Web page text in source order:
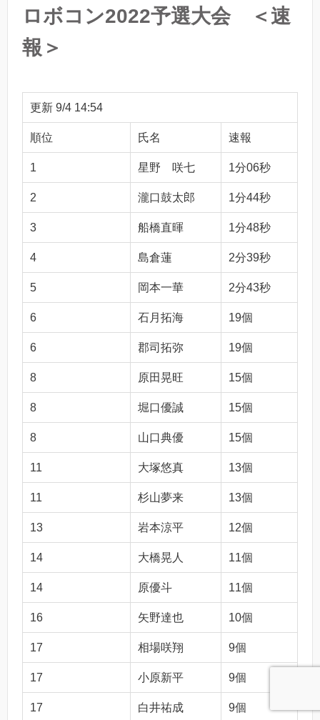
ロボコン2022予選大会 ＜速
報＞
更新 9/4 14:54
順位 氏名 速報
1 星野 咲七 1分06秒
2 瀧口鼓太郎 1分44秒
3 船橋直暉 1分48秒
4 島倉蓮 2分39秒
5 岡本一華 2分43秒
6 石月拓海 19個
6 郡司拓弥 19個
8 原田晃旺 15個
8 堀口優誠 15個
8 山口典優 15個
11 大塚悠真 13個
11 杉山夢来 13個
13 岩本涼平 12個
14 大橋晃人 11個
14 原優斗 11個
16 矢野達也 10個
17 相場咲翔 9個
17 小原新平 9個
17 白井祐成 9個